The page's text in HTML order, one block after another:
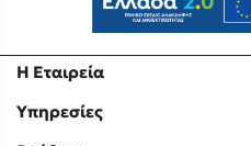
Η Εταιρεία
Υπηρεσίες